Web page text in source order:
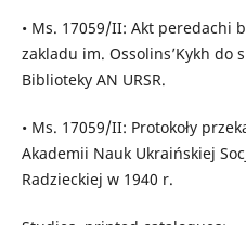
• Ms. 17059/ІІ: Akt peredachi
zakladu im. Ossolins’Kykh do
Biblioteky AN URSR.
• Ms. 17059/ІІ: Protokoły
Akademii Nauk Ukraińskiej
Radzieckiej w 1940 r.